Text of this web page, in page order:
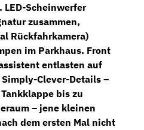
. LED-Scheinwerfer
zusammen,
Rückfahrkamera)
im Parkhaus. Front
entlasten auf
Simply-Clever-Details –
bis zu
– jene kleinen
dem ersten Mal nicht